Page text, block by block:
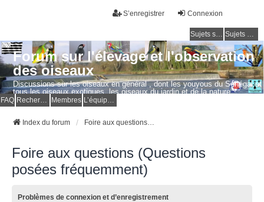
Connexion
S’enregistrer
Sujets sans réponse Sujets actifs
Forum sur l'élevage et l'observation
des oiseaux
Discussions sur les oiseaux en général , dont les youyous du Sénégal et
tous les oiseaux exotiques, les oiseaux du jardin et de la nature.
Questions, photos, expériences.
FAQ Membres
Index du forum
Foire aux questions (Questions
posées fréquemment)
Problèmes de connexion et d’enregistrement